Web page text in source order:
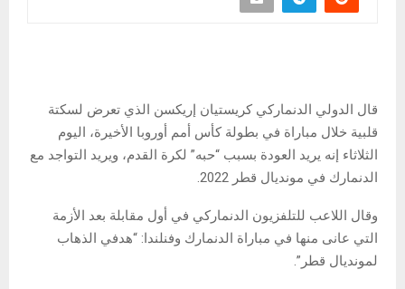
قال الدولي الدنماركي كريستيان إريكسن الذي تعرض لسكتة
قلبية خلال مباراة في بطولة كأس أمم أوروبا الأخيرة، اليوم
الثلاثاء إنه يريد العودة بسبب “حبه” لكرة القدم، ويريد التواجد مع
الدنمارك في مونديال قطر 2022.
وقال اللاعب للتلفزيون الدنماركي في أول مقابلة بعد الأزمة
التي عانى منها في مباراة الدنمارك وفنلندا: “هدفي الذهاب
لمونديال قطر”.